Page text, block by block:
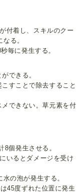
付着し、スキルのクー
る。
毎に発生する。
できる。
すことで除去すること
できない。草元素を付
8個発生させる。
いるとダメージを受け
の泡が発生する。
45度ずれた位置に発生